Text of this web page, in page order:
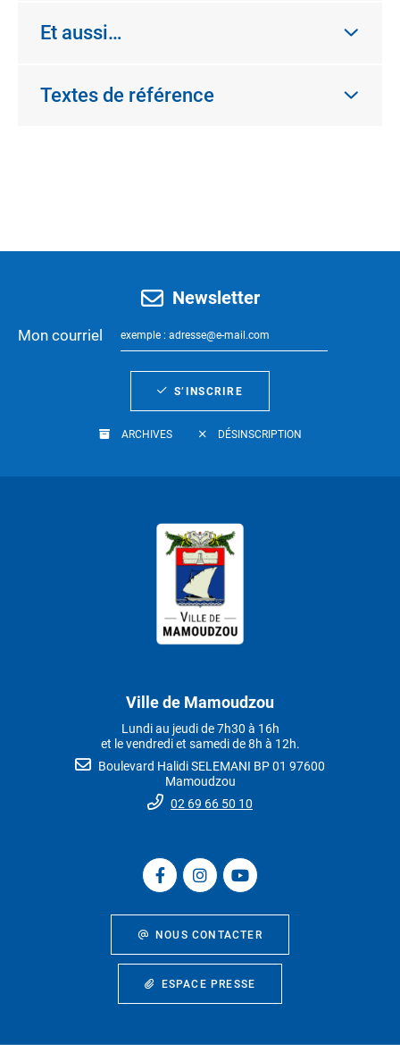
Et aussi…
Textes de référence
Newsletter
Mon courriel
S’INSCRIRE
ARCHIVES DÉSINSCRIPTION
Ville de Mamoudzou
Lundi au jeudi de 7h30 à 16h
et le vendredi et samedi de 8h à 12h.
Boulevard Halidi SELEMANI BP 01 97600
Mamoudzou
02 69 66 50 10
NOUS CONTACTER
ESPACE PRESSE